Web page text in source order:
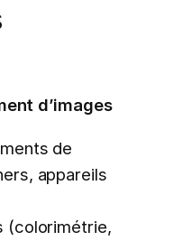
d’images
de
appareils
(colorimétrie,